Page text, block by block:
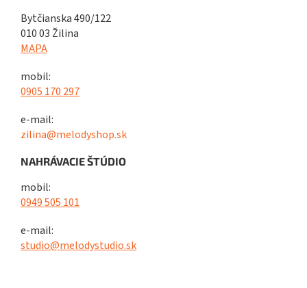
Bytčianska 490/122
010 03 Žilina
MAPA
mobil:
0905 170 297
e-mail:
zilina@melodyshop.sk
NAHRÁVACIE ŠTÚDIO
mobil:
0949 505 101
e-mail:
studio@melodystudio.sk